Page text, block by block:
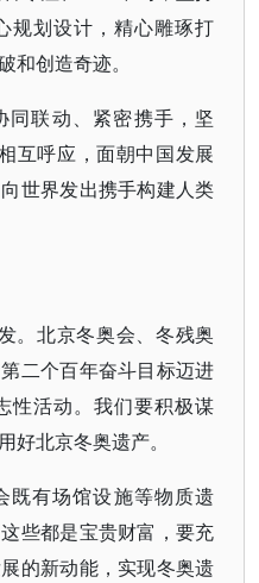
规划设计，精心雕琢打
和创造奇迹。
联动、紧密携手，坚
互呼应，面朝中国发展
世界发出携手构建人类
。北京冬奥会、冬残奥
二个百年奋斗目标迈进
性活动。我们要积极谋
好北京冬奥遗产。
既有场馆设施等物质遗
些都是宝贵财富，要充
的新动能，实现冬奥遗